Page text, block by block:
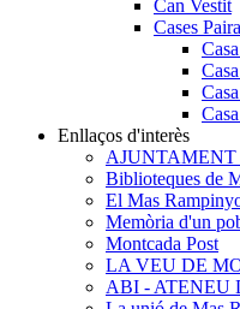
Can Vestit
Cases
Enllaços d'interès
Biblioteques de
El Mas
Memòria d'un
Montcada Post
LA VEU DE
ABI - ATENEU